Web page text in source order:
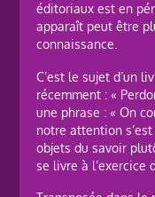
éditoriaux est en
apparaît peut être
connaissance.
C’est le sujet d’un
récemment : «
une phrase : « On
notre attention
objets du savoir
se livre à l’exercice